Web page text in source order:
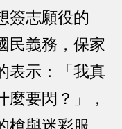
簽志願役的
民義務，保家
表示：「我真
要閃？」，
槍與迷彩服，